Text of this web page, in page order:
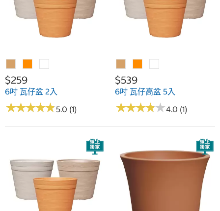
$259
6吋 瓦仔盆 2入
★★★★★
★★★★★5.0 (1)
$539
6吋 瓦仔高盆 5入
★★★★★
★★★★★4.0 (1)